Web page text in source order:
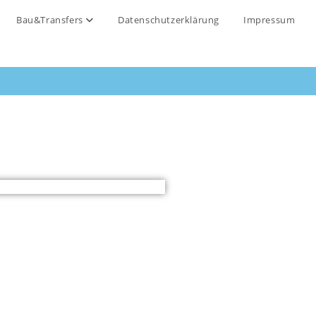
Bau&Transfers Datenschutzerklärung Impressum